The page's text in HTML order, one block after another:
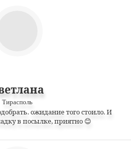
Тирасполь
ожидание того стоило. И
в посылке, приятно 😊